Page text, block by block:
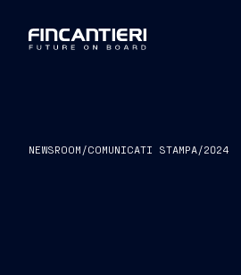
NEWSROOM /COMUNICATI STAMPA/2024